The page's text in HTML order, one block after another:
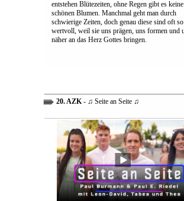
entstehen Blütezeiten, ohne Regen gibt es keine
schönen Blumen. Manchmal geht man durch
schwierige Zeiten, doch genau diese sind oft so
wertvoll, weil sie uns prägen, uns formen und
näher an das Herz Gottes bringen.
20. AZK- ♫ Seite an Seite ♫